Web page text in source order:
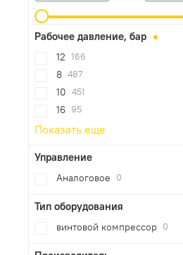
Рабочее давление, бар
12 166
8 487
10 451
16 95
Показать еще
Управление
Аналоговое 0
Тип оборудования
винтовой компрессор 0